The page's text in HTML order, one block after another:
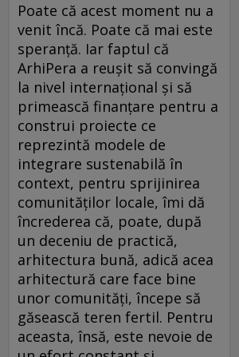
Poate că acest moment nu a
venit încă. Poate că mai este
speranță. Iar faptul că
ArhiPera a reușit să convingă
la nivel internațional și să
primească finanțare pentru a
construi proiecte ce
reprezintă modele de
integrare sustenabilă în
context, pentru sprijinirea
comunităților locale, îmi dă
încrederea că, poate, după
un deceniu de practică,
arhitectura bună, adică acea
arhitectură care face bine
unor comunități, începe să
găsească teren fertil. Pentru
aceasta, însă, este nevoie de